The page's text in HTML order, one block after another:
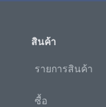
สินค้า
รายการสินค้า
ซื้อ